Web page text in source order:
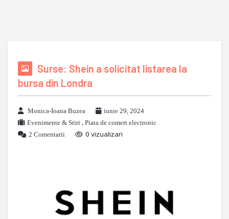
Surse: Shein a solicitat listarea la
bursa din Londra
Monica-Ioana Buzea
iunie 29, 2024
Evenimente & Stiri , Piata de comert electronic
2 Comentarii
0 vizualizari